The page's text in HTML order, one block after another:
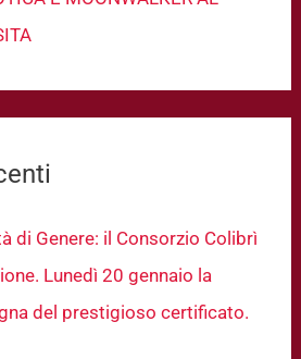
di Genere: il Consorzio Colibrì
Lunedì 20 gennaio la
del prestigioso certificato.